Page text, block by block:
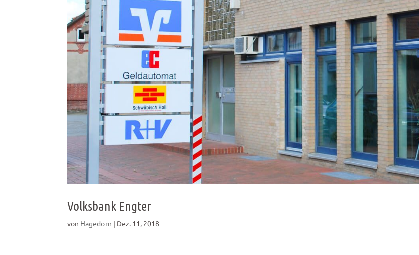
Volksbank Engter
von Hagedorn | Dez. 11, 2018